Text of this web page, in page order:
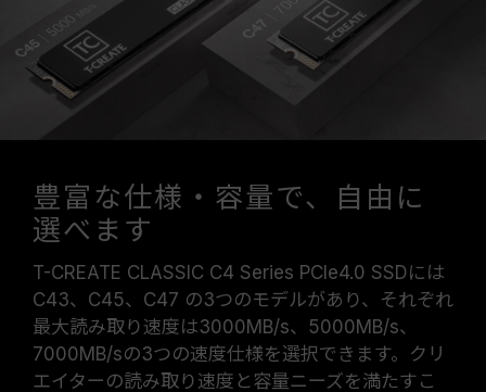
豊富な仕様・容量で、自由に
選べます
T-CREATE CLASSIC C4 Series PCIe4.0 SSDには
C43、C45、C47 の3つのモデルがあり、それぞれ
最大読み取り速度は3000MB/s、5000MB/s、
7000MB/sの3つの速度仕様を選択できます。クリ
エイターの読み取り速度と容量ニーズを満たすこ